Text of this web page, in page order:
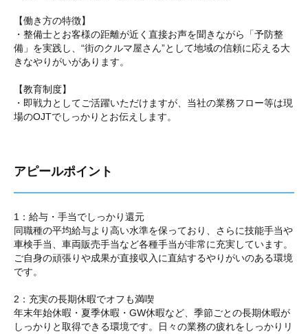
【働き方の特徴】
・整備士とお客様の距離が近く直接お声を聞きながら「予防整
備」を実践し、“街のクルマ屋さん”として地域の信頼に応える大
きなやりがいがあります。
【教育制度】
・即戦力としてご活躍いただけますが、当社の業務フロー等は現
場のOJTでしっかりとお伝えします。
アピールポイント
1：給与・手当でしっかり還元
同職種の平均給与より高い水準を保っており、さらに技能手当や
車検手当、車両販売手当など各種手当が非常に充実しています。
ご自身の頑張りや成果が直接収入に直結するやりがいのある環境
です。
2：充実の長期休暇でオフも満喫
年末年始休暇・夏季休暇・GW休暇など、季節ごとの長期休暇が
しっかりと取得できる環境です。日々の業務の疲れをしっかりリ